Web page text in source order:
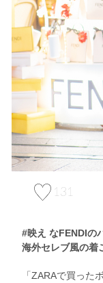
131
#映え なFENDIの
海外セレブ風の
「ZARAで買った